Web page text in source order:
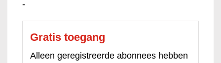
-
Gratis toegang
Alleen geregistreerde abonnees hebben